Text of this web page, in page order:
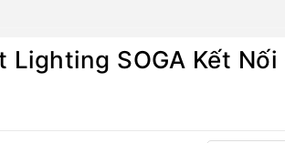
SOGA Kết Nối